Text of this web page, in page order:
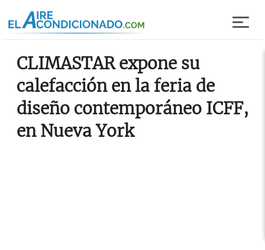
CLIMASTAR expone su
calefacción en la feria de
diseño contemporáneo ICFF,
en Nueva York